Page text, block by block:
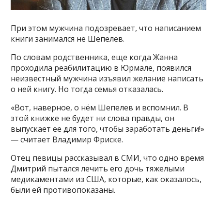
При этом мужчина подозревает, что написанием
книги занимался не Шепелев.
По словам родственника, еще когда Жанна
проходила реабилитацию в Юрмале, появился
неизвестный мужчина изъявил желание написать
о ней книгу. Но тогда семья отказалась.
«Вот, наверное, о нём Шепелев и вспомнил. В
этой книжке не будет ни слова правды, он
выпускает ее для того, чтобы заработать деньги!»
— считает Владимир Фриске.
Отец певицы рассказывал в СМИ, что одно время
Дмитрий пытался лечить его дочь тяжелыми
медикаментами из США, которые, как оказалось,
были ей противопоказаны.